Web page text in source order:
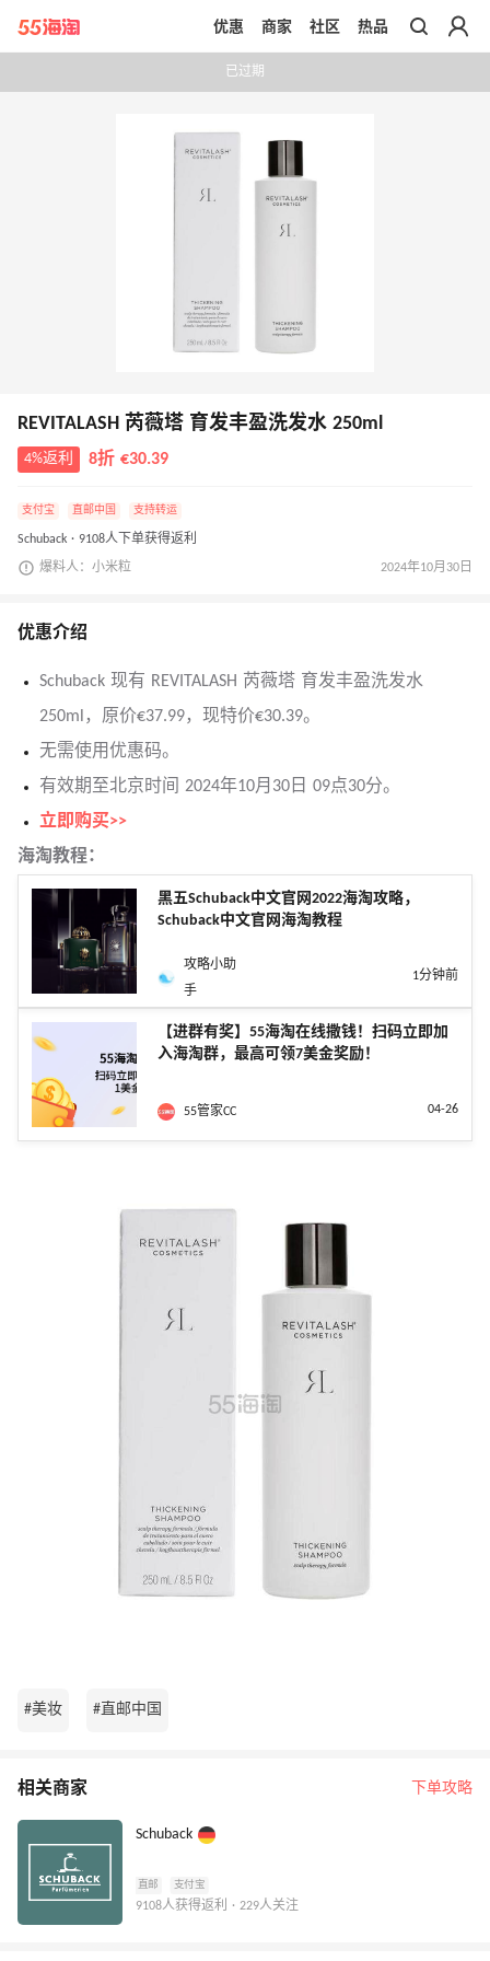
带你去官网买正品
优惠 商家 社区 热品
已过期
REVITALASH 芮薇塔 育发丰盈洗发水 250ml
4%返利 8折 €30.39
支付宝 直邮中国 支持转运
Schuback · 9108人下单获得返利
爆料人：小米粒 2024年10月30日
优惠介绍
Schuback 现有 REVITALASH 芮薇塔 育发丰盈洗发水
250ml，原价€37.99，现特价€30.39。
无需使用优惠码。
有效期至北京时间 2024年10月30日 09点30分。
立即购买>>
海淘教程：
黑五Schuback中文官网2022海淘攻略，
Schuback中文官网海淘教程
攻略小助
手
1分钟前
【进群有奖】55海淘在线撒钱！扫码立即加
入海淘群，最高可领7美金奖励！
55管家CC 04-26
#美妆 #直邮中国
相关商家 下单攻略
Schuback
直邮 支付宝
9108人获得返利 · 229人关注